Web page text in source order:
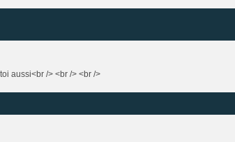
aussi<br /> <br /> <br />